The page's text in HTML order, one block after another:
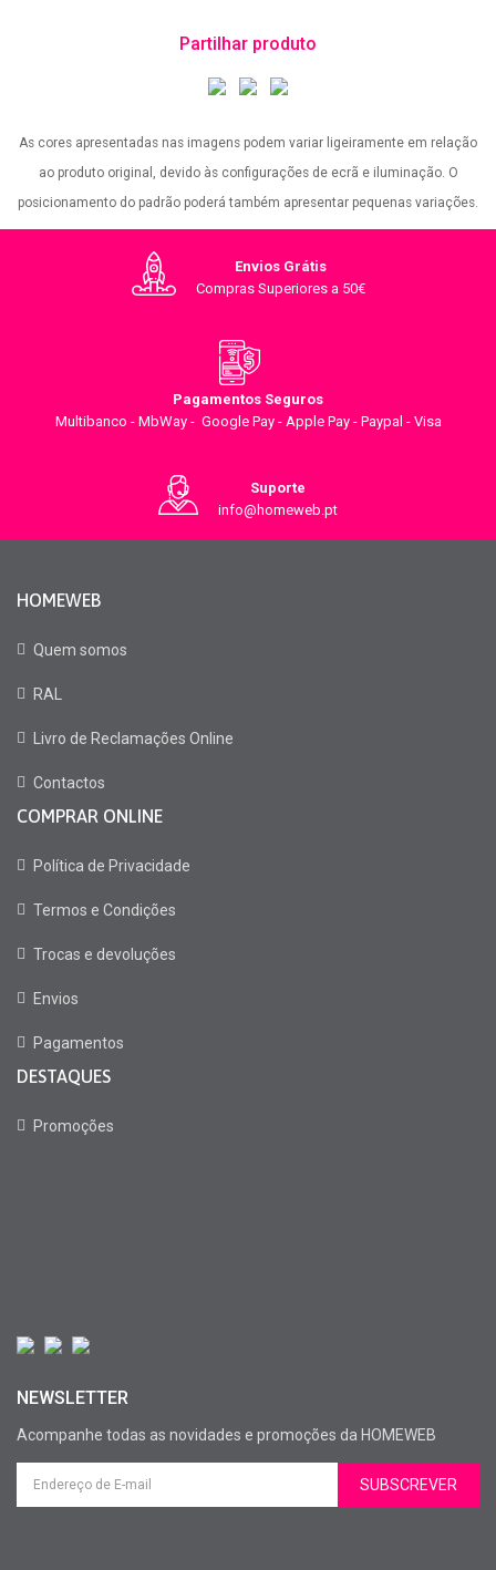
Partilhar produto
As cores apresentadas nas imagens podem variar ligeiramente em relação
ao produto original, devido às configurações de ecrã e iluminação. O
posicionamento do padrão poderá também apresentar pequenas variações.
Envios Grátis
Compras Superiores a 50€
Pagamentos Seguros
Multibanco - MbWay - Google Pay - Apple Pay - Paypal - Visa
Suporte
info@homeweb.pt
HOMEWEB
Quem somos
RAL
Livro de Reclamações Online
Contactos
COMPRAR ONLINE
Política de Privacidade
Termos e Condições
Trocas e devoluções
Envios
Pagamentos
DESTAQUES
Promoções
NEWSLETTER
Acompanhe todas as novidades e promoções da HOMEWEB
SUBSCREVER